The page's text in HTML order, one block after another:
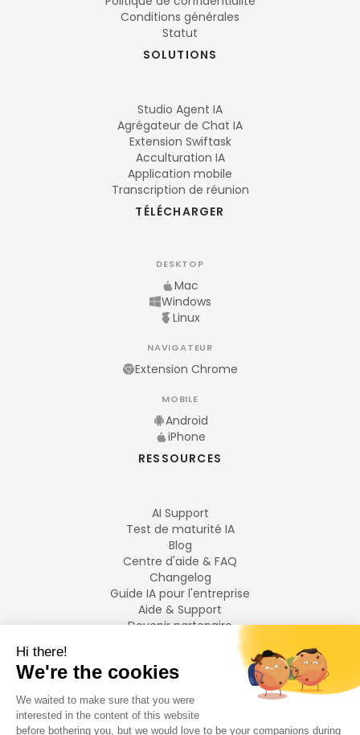
Conditions générales
Statut
SOLUTIONS
Studio Agent IA
Agrégateur de Chat IA
Extension Swiftask
Acculturation IA
Application mobile
Transcription de réunion
TÉLÉCHARGER
DESKTOP
Mac
Windows
Linux
NAVIGATEUR
Extension Chrome
MOBILE
Android
iPhone
RESSOURCES
AI Support
Test de maturité IA
Blog
Centre d'aide & FAQ
Changelog
Guide IA pour l'entreprise
Aide & Support
Devenir partenaire
LANGUES
Français